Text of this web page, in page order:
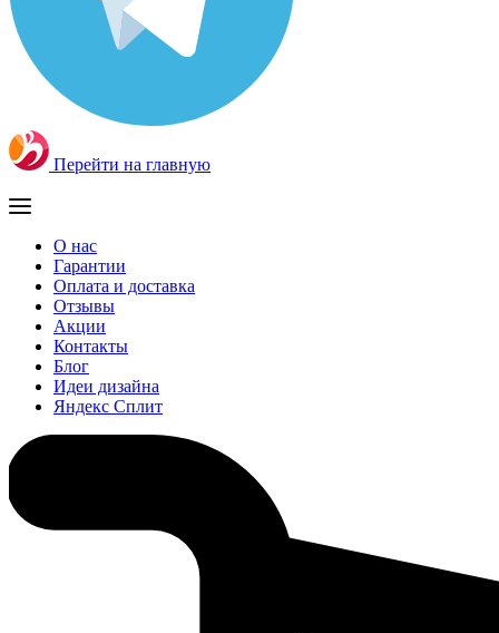
Перейти на главную
О нас
Гарантии
Оплата и доставка
Отзывы
Акции
Контакты
Блог
Идеи дизайна
Яндекс Сплит